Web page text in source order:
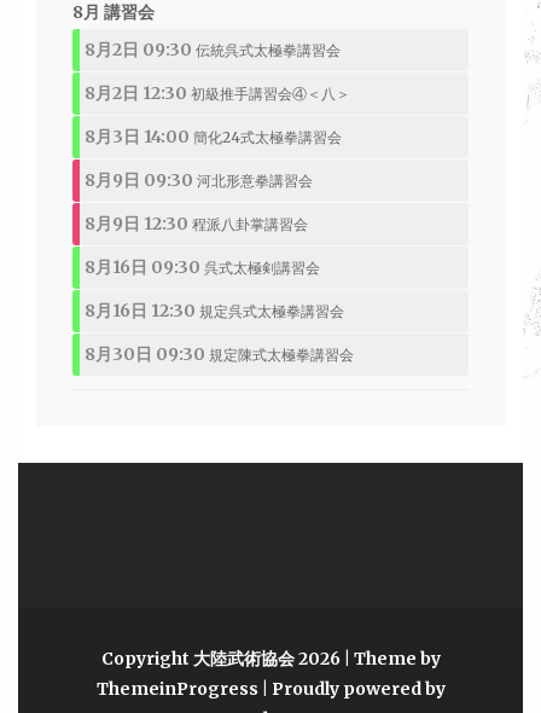
8月 講習会
8月2日 09:30 伝統呉式太極拳講習会
8月2日 12:30 初級推手講習会④＜八＞
8月3日 14:00 簡化24式太極拳講習会
8月9日 09:30 河北形意拳講習会
8月9日 12:30 程派八卦掌講習会
8月16日 09:30 呉式太極剣講習会
8月16日 12:30 規定呉式太極拳講習会
8月30日 09:30 規定陳式太極拳講習会
Copyright 大陸武術協会 2026 | Theme by
ThemeinProgress
Proudly powered by